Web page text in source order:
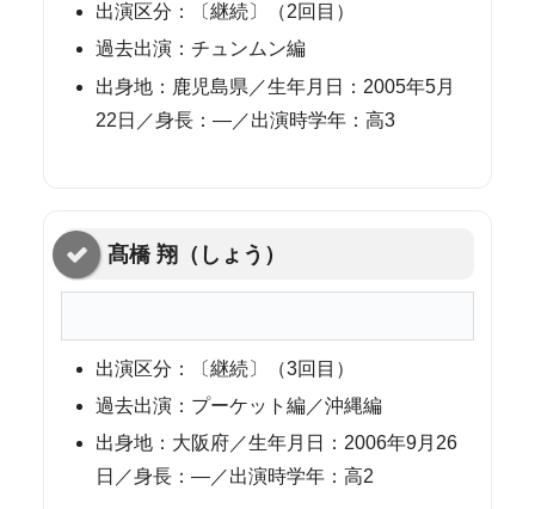
出演区分：〔継続〕（2回目）
過去出演：チュンムン編
出身地：鹿児島県／生年月日：2005年5月
22日／身長：—／出演時学年：高3
髙橋 翔（しょう）
出演区分：〔継続〕（3回目）
過去出演：プーケット編／沖縄編
出身地：大阪府／生年月日：2006年9月26
日／身長：—／出演時学年：高2